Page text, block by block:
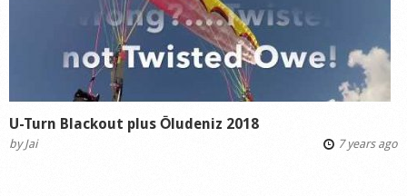
U-Turn Blackout plus Ōludeniz 2018
byJai 7 years ago